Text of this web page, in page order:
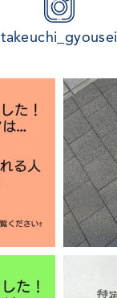
takeuchi_gyousei